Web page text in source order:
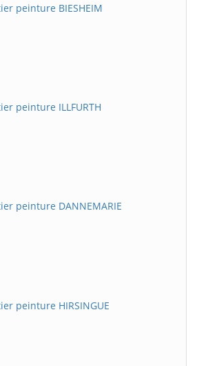
peinture BIESHEIM
peinture ILLFURTH
peinture DANNEMARIE
peinture HIRSINGUE